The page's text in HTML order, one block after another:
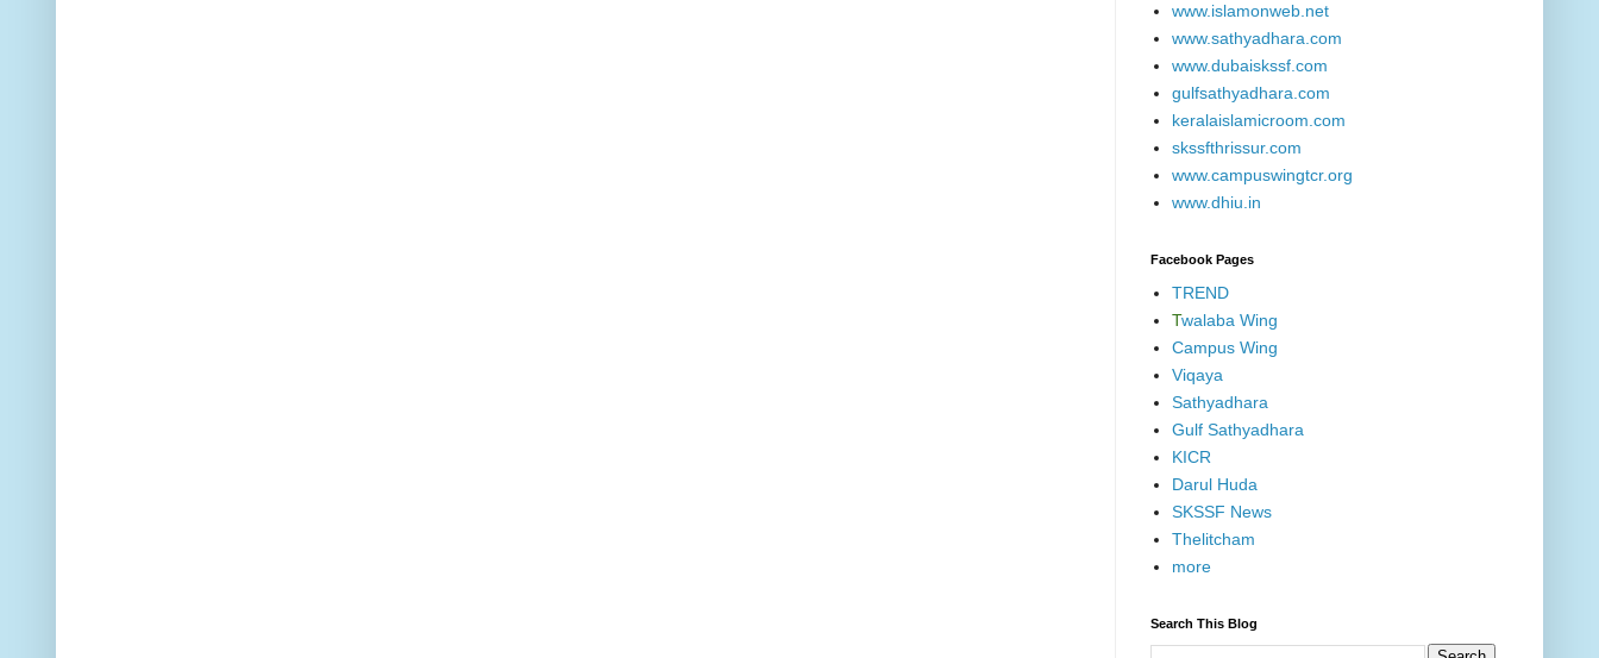
www.islamonweb.net
www.sathyadhara.com
www.dubaiskssf.com
gulfsathyadhara.com
keralaislamicroom.com
skssfthrissur.com
www.campuswingtcr.org
www.dhiu.in
Facebook Pages
TREND
Twalaba Wing
Campus Wing
Viqaya
Sathyadhara
Gulf Sathyadhara
KICR
Darul Huda
SKSSF News
Thelitcham
more
Search This Blog